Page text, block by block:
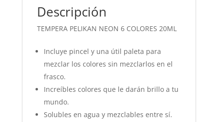
Descripción
TEMPERA PELIKAN NEON 6 COLORES 20ML
Incluye pincel y una útil paleta para
mezclar los colores sin mezclarlos en el
frasco.
Increíbles colores que le darán brillo a tu
mundo.
Solubles en agua y mezclables entre sí.